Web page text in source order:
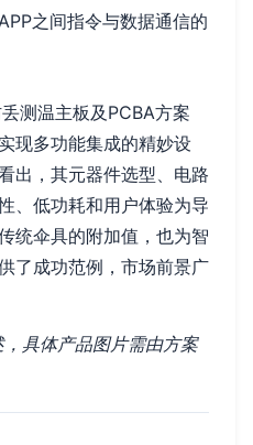
之间指令与数据通信的
测温主板及PCBA方案
现多功能集成的精妙设
出，其元器件选型、电路
、低功耗和用户体验为导
统伞具的附加值，也为智
了成功范例，市场前景广
具体产品图片需由方案